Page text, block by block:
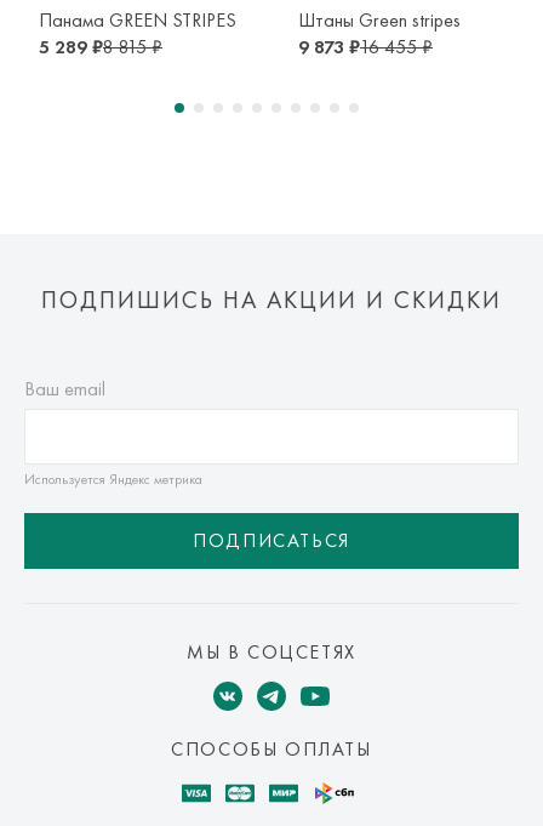
транспортной компании. Доставка осуществляется в срок и
по тарифам транспортной компании.
Оплата осуществляется онлайн банковскими картами Visa,
Панама GREEN STRIPES
5 289 ₽8 815 ₽
Штаны Green stripes
9 873 ₽16 455 ₽
ПОДПИШИСЬ НА АКЦИИ И СКИДКИ
Ваш email
Используется Яндекс метрика
ПОДПИСАТЬСЯ
МЫ В СОЦСЕТЯХ
СПОСОБЫ ОПЛАТЫ